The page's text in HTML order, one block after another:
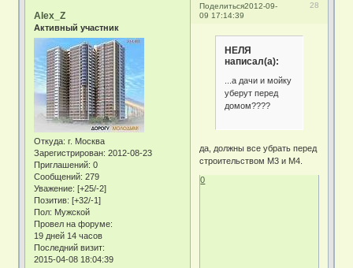
Поделиться 28
2012-09-
09 17:14:39
Alex_Z
Активный участник
Откуда: г. Москва
Зарегистрирован: 2012-08-23
Приглашений: 0
Сообщений: 279
Уважение: [+25/-2]
Позитив: [+32/-1]
Пол: Мужской
Провел на форуме:
19 дней 14 часов
Последний визит:
2015-04-08 18:04:39
НЕЛЯ
написал(а):
...а дачи и мойку
уберут перед
домом????
да, должны все убрать перед
строительством М3 и М4.
0